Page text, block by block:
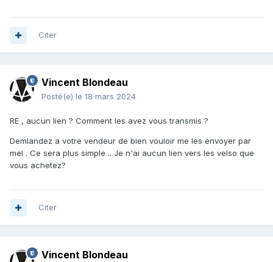
Citer
Vincent Blondeau
Posté(e) le 18 mars 2024
RE , aucun lien ? Comment les avez vous transmis ?
Demlandez a votre vendeur de bien vouloir me les envoyer par
mel . Ce sera plus simple .. Je n'ai aucun lien vers les velso que
vous achetez?
Citer
Vincent Blondeau